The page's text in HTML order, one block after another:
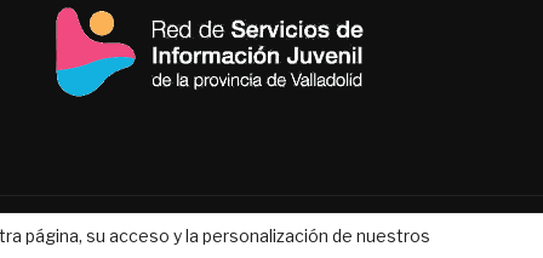
Aviso legal |Política de cookies
página, su acceso y la personalización de nuestros